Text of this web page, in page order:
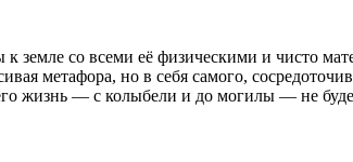
земле со всеми её физическими и чисто
метафора, но в себя самого,
жизнь — с колыбели и до могилы — не